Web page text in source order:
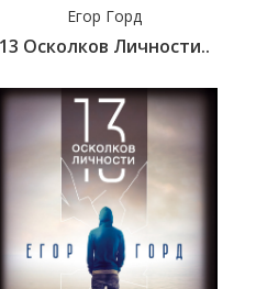
Егор Горд
13 Осколков Личности..